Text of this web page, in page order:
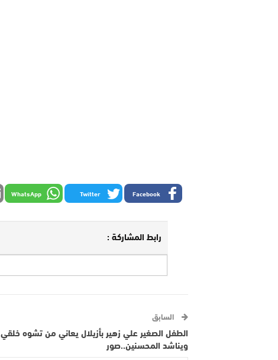
Facebook
Twitter
WhatsApp
رابط المشاركة :
السابق
الطفل الصغير علي زهير بأزيلال يعاني من تشوه خلقي
ويناشد المحسنين..صور